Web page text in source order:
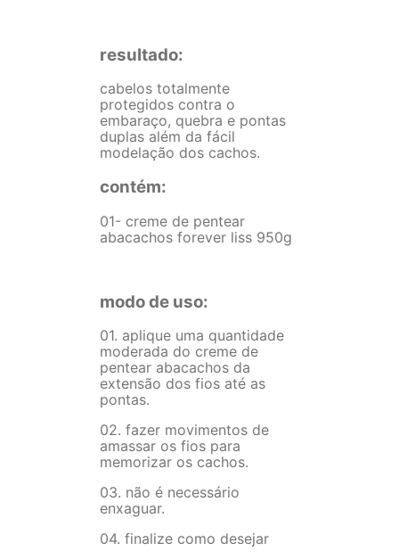
resultado:
cabelos totalmente
protegidos contra o
embaraço, quebra e pontas
duplas além da fácil
modelação dos cachos.
contém:
01- creme de pentear
abacachos forever liss 950g
modo de uso:
01. aplique uma quantidade
moderada do creme de
pentear abacachos da
extensão dos fios até as
pontas.
02. fazer movimentos de
amassar os fios para
memorizar os cachos.
03. não é necessário
enxaguar.
04. finalize como desejar